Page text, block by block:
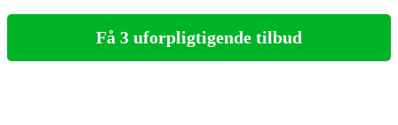
Få 3 uforpligtigende tilbud